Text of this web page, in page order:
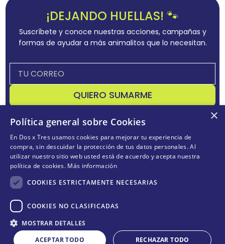
¡DEJANDO HUELLAS! 🐾
Suscríbete y conoce nuestras acciones, campañas y
formas de ayudar a más animalitos que lo necesitan.
QUIERO SUMARME
CONÓCENOS
POLÍTICAS
TE AYUDAMOS
×
Política general sobre Cookies
En Dos x Tres usamos cookies para mejorar tu experiencia de
compra, sin descuidar la protección de tus datos personales. Al
utilizar nuestro sitio web usted está de acuerdo y acepta nuestra
política de cookies. Más información
COOKIES ESTRICTAMENTE NECESARIAS
COOKIES NO CLASIFICADAS
MOSTRAR DETALLES
ACEPTAR TODO
RECHAZAR TODO